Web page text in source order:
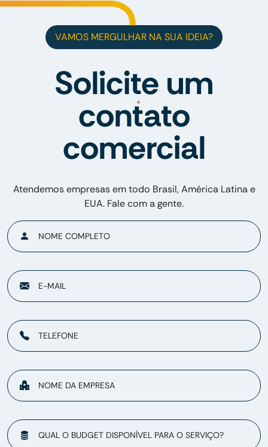
VAMOS MERGULHAR NA SUA IDEIA?
Solicite um
contato
comercial
Atendemos empresas em todo Brasil, América Latina e
EUA. Fale com a gente.
NOME COMPLETO
E-MAIL
TELEFONE
NOME DA EMPRESA
QUAL O BUDGET DISPONÍVEL PARA O SERVIÇO?